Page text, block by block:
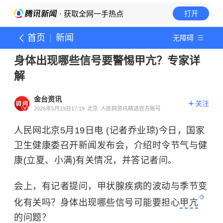
· 获取全网一手热点 打开
首页 新闻 无障碍
身体出现哪些信号要警惕甲亢？专家详
解
金台资讯
2026年5月19日17:19 北京 人民网资讯精选官方账号
关注
人民网北京5月19日电 (记者乔业琼)今日，国家
卫生健康委召开新闻发布会，介绍时令节气与健
康(立夏、小满)有关情况，并答记者问。
会上，有记者提问，甲状腺疾病的波动与季节变
化有关吗？身体出现哪些信号可能要担心甲亢
的问题？